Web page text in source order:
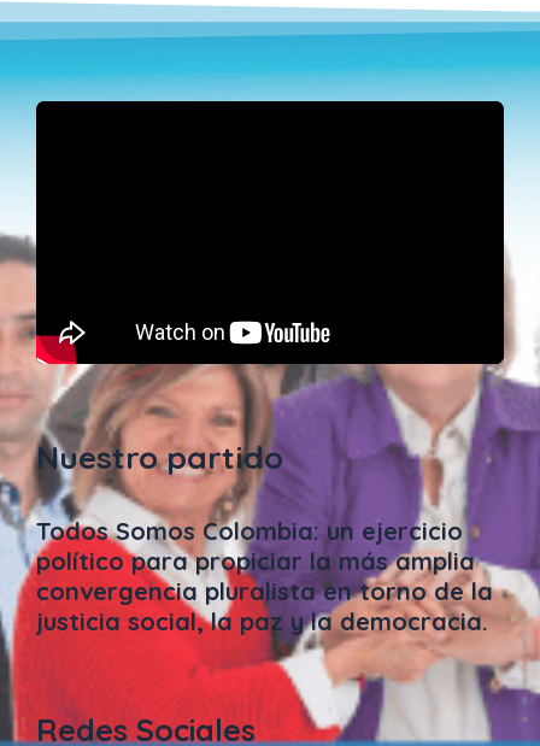
Nuestro partido
Todos Somos Colombia: un ejercicio
político para propiciar la más amplia
convergencia pluralista en torno de la
justicia social, la paz y la democracia.
Redes Sociales